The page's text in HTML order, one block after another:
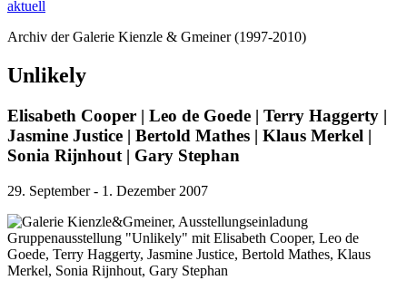
aktuell
Archiv der Galerie Kienzle & Gmeiner (1997-2010)
Unlikely
Elisabeth Cooper | Leo de Goede | Terry Haggerty |
Jasmine Justice | Bertold Mathes | Klaus Merkel |
Sonia Rijnhout | Gary Stephan
29. September - 1. Dezember 2007